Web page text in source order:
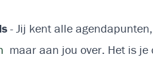
- Jij kent alle
maar aan jou over. Het is